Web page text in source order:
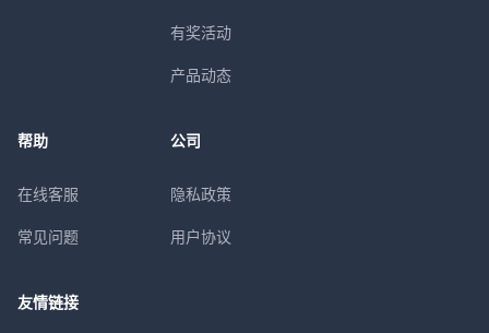
有奖活动
产品动态
帮助
在线客服
常见问题
公司
隐私政策
用户协议
友情链接